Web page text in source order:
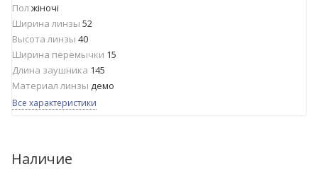
Пол жіночі
Ширина линзы 52
Высота линзы 40
Ширина перемычки 15
Длина заушника 145
Материал линзы демо
Все характеристики
Наличие